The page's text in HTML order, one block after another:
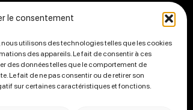
le consentement
utilisons des technologies telles que les cookies
des appareils. Le fait de consentir à ces
des données telles que le comportement de
Le fait de ne pas consentir ou de retirer son
sur certaines caractéristiques et fonctions.
femme